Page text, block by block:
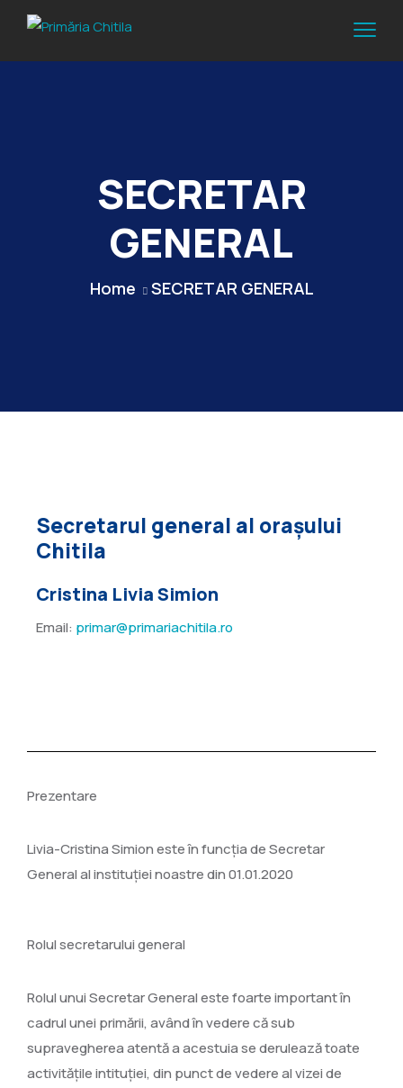
SECRETAR
GENERAL
Home SECRETAR GENERAL
Secretarul general al orașului
Chitila
Cristina Livia Simion
Email: primar@primariachitila.ro
Prezentare
Livia-Cristina Simion este în funcția de Secretar
General al instituției noastre din 01.01.2020
Rolul secretarului general
Rolul unui Secretar General este foarte important în
cadrul unei primării, având în vedere că sub
supravegherea atentă a acestuia se derulează toate
activitățile intituției, din punct de vedere al vizei de